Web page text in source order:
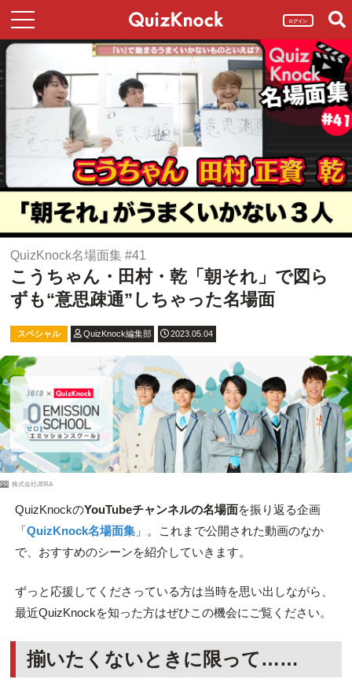
ログイン
QuizKnock名場面集 #41
こうちゃん・田村・乾「朝それ」で図ら
ずも“意思疎通”しちゃった名場面
スペシャル QuizKnock編集部 2023.05.04
PR 株式会社JERA
QuizKnockのYouTubeチャンネルの名場面を振り返る企画
「QuizKnock名場面集」。これまで公開された動画のなか
で、おすすめのシーンを紹介していきます。
ずっと応援してくださっている方は当時を思い出しながら、
最近QuizKnockを知った方はぜひこの機会にご覧ください。
揃いたくないときに限って……